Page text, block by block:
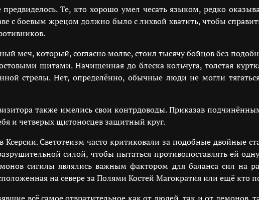
Те, кто хорошо умел чесать языком, редко
с боевым жрецом должно было с лихвой хватить, чтобы
меч, который, согласно молве, стоил тысячу бойцов без
щитами. Начищенная до блеска кольчуга, толстая
стрелы. Нет, определённо, обычные люди не могли
также имелись свои контрдоводы. Приказав
и четверых щитоносцев защитный круг.
Светотеизм часто критиковали за подобные двойные
силой, чтобы пытаться противопоставлять ей
сигилы являлись важным фактором для баланса сил на
на севере за Полями Костей Магократия или ещё кто